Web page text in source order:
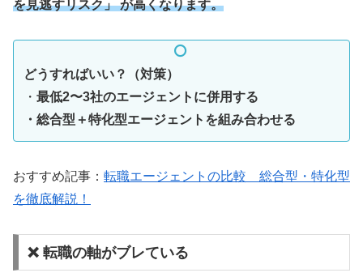
を見逃すリスク」 が高くなります。
どうすればいい？（対策）
・ 最低2〜3社のエージェントに併用する
・総合型＋特化型エージェントを組み合わせる
おすすめ記事： 転職エージェントの比較 総合型・特化型
を徹底解説！
❌ 転職の軸がブレている